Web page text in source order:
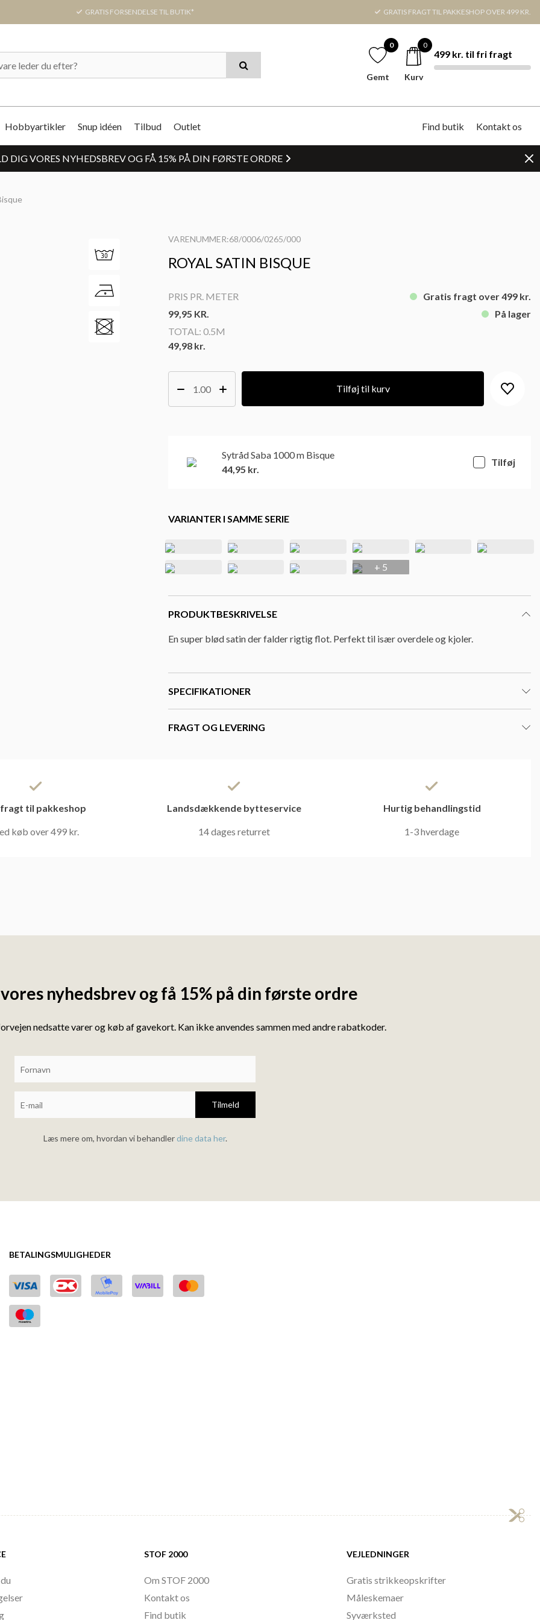
GRATIS FORSENDELSE TIL BUTIK* GRATIS FRAGT TIL PAKKESHOP OVER 499 KR.
0
Gemt
0
Kurv
499 kr. til fri fragt
Hobbyartikler Snup idéen Tilbud Outlet Find butik Kontakt os
DIG VORES NYHEDSBREV OG FÅ 15% PÅ DIN FØRSTE ORDRE
VARENUMMER:68/0006/0265/000
ROYAL SATIN BISQUE
PRIS PR. METER
99,95 KR.
TOTAL: 0.5M
49,98 kr.
Gratis fragt over 499 kr.
På lager
Tilføj til kurv
Sytråd Saba 1000 m Bisque
44,95 kr.
Tilføj
VARIANTER I SAMME SERIE
+ 5
PRODUKTBESKRIVELSE
En super blød satin der falder rigtig flot. Perfekt til især overdele og kjoler.
SPECIFIKATIONER
FRAGT OG LEVERING
til pakkeshop
køb over 499 kr.
Landsdækkende bytteservice
14 dages returret
Hurtig behandlingstid
1-3 hverdage
nyhedsbrev og få 15% på din første ordre
nedsatte varer og køb af gavekort. Kan ikke anvendes sammen med andre rabatkoder.
Tilmeld
Læs mere om, hvordan vi behandlerdine data her.
BETALINGSMULIGHEDER
STOF 2000
Om STOF 2000
Kontakt os
Find butik
VEJLEDNINGER
Gratis strikkeopskrifter
Måleskemaer
Syværksted